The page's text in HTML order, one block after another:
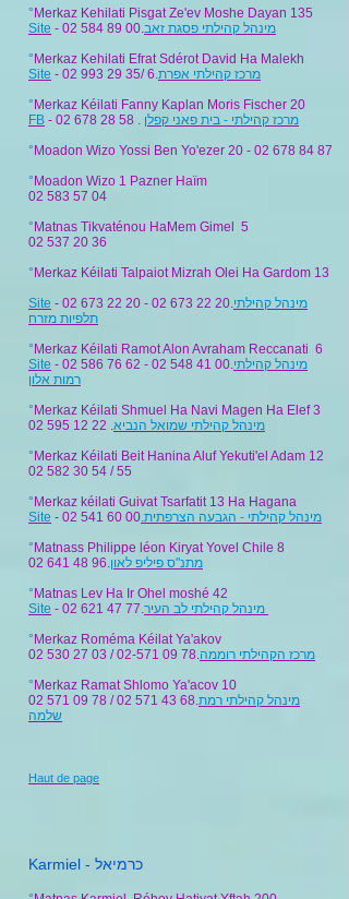
° Merkaz Kehilati Pisgat Ze'ev Moshe Dayan 135
Site - 02 584 89 00​.מינהל קהילתי פסגת זאב
° Merkaz Kehilati Efrat Sdérot David Ha Malekh
Site - 02 993 29 35/ 6.מרכז קהילתי אפרת
° Merkaz Kéilati Fanny Kaplan Moris Fischer 20
FB - 02 678 28 58 . מרכז קהילתי - בית פאני קפלן
° Moadon Wizo Yossi Ben Yo'ezer 20 - 02 678 84 87
° Moadon Wizo 1 Pazner Haïm
02 583 57 04
° Matnas Tikvaténou HaMem Gimel 5
02 537 20 36
° Merkaz Kéilati Talpaiot Mizrah Olei Ha Gardom 13
Site - 02 673 22 20 - 02 673 22 20.מינהל קהילתי
תלפיות מזרח
° Merkaz Kéilati Ramot Alon Avraham Reccanati 6
Site - 02 586 76 62 - 02 548 41 00.מינהל קהילתי
רמות אלון
° Merkaz Kéilati Shmuel Ha Navi Magen Ha Elef 3
02 595 12 22 .מינהל קהילתי שמואל הנביא
° Merkaz Kéilati Beit Hanina Aluf Yekuti'el Adam 12
02 582 30 54 / 55
° Merkaz kéilati Guivat Tsarfatit 13 Ha Hagana
Site - 02 541 60 00.
° Matnass Philippe léon Kiryat Yovel Chile 8
02 641 48 96.מתנ"ס פיליפ לאון
° Matnas Lev Ha Ir Ohel moshé 42
Site - 02 621 47 77.
° Merkaz Roméma Kéilat Ya'akov
02 530 27 03 /02-571 09 78.מרכז הקהילתי רוממה
° Merkaz Ramat Shlomo Ya'acov 10
02 571 09 78 /02 571 43 68.מינהל קהילתי רמת
שלמה
Haut de page
Karmiel - כרמיאל